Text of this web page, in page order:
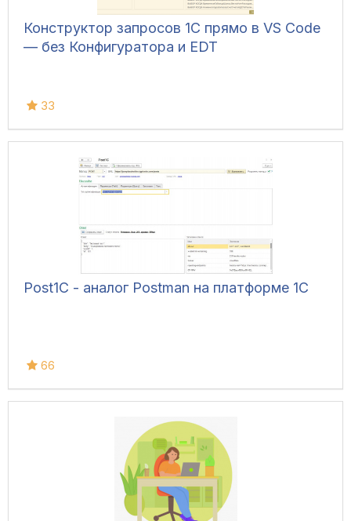
Конструктор запросов 1С прямо в VS Code
— без Конфигуратора и EDT
33
Post1С - аналог Postman на платформе 1С
66